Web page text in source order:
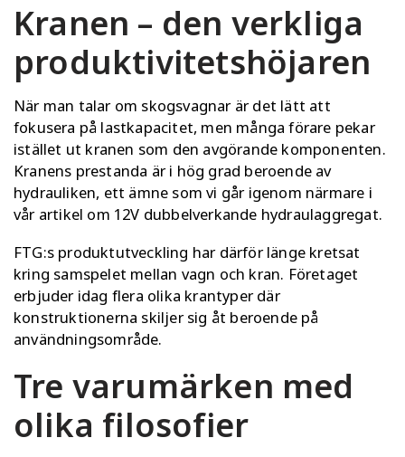
Kranen – den verkliga
produktivitetshöjaren
När man talar om skogsvagnar är det lätt att
fokusera på lastkapacitet, men många förare pekar
istället ut kranen som den avgörande komponenten.
Kranens prestanda är i hög grad beroende av
hydrauliken, ett ämne som vi går igenom närmare i
vår artikel om 12V dubbelverkande hydraulaggregat.
FTG:s produktutveckling har därför länge kretsat
kring samspelet mellan vagn och kran. Företaget
erbjuder idag flera olika krantyper där
konstruktionerna skiljer sig åt beroende på
användningsområde.
Tre varumärken med
olika filosofier